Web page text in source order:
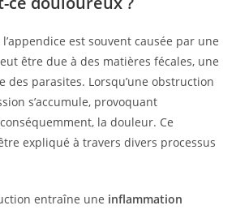
est souvent causée par une
être due à des matières fécales, une
des parasites. Lorsqu’une obstruction
s’accumule, provoquant
la douleur. Ce
expliqué à travers divers processus
entraîne une inflammation